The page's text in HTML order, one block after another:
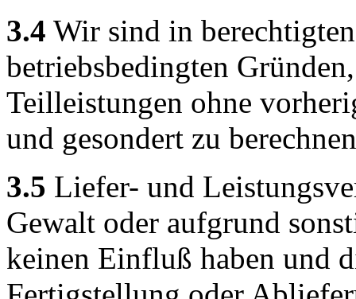
3.4 Wir sind in
betriebsbedingten
Teilleistungen ohne
und gesondert zu
3.5 Liefer- und
Gewalt oder aufgrund
keinen Einfluß haben und